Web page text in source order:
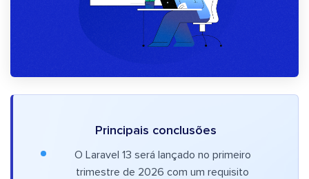
Principais conclusões
O Laravel 13 será lançado no primeiro
trimestre de 2026 com um requisito